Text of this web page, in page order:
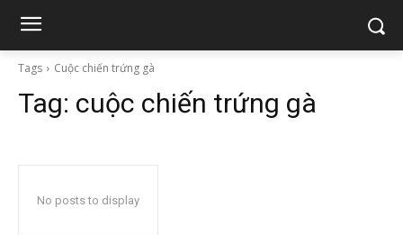
Tags Cuộc chiến trứng gà
Tag: cuộc chiến trứng gà
No posts to display